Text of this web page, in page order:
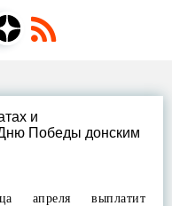
и
Победы донским
апреля выплатит